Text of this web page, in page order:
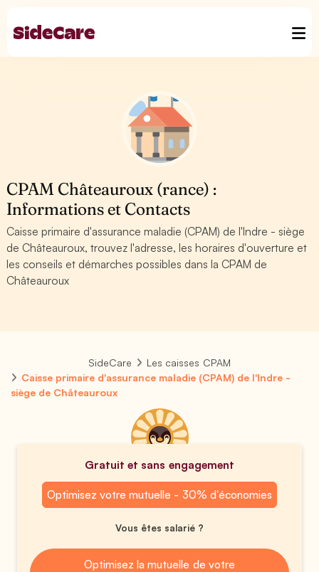
CPAM Châteauroux (rance) :
Informations et Contacts
Caisse primaire d'assurance maladie (CPAM) de l'Indre - siège
de Châteauroux, trouvez l'adresse, les horaires d'ouverture et
les conseils et démarches possibles dans la CPAM de
Châteauroux
SideCare
Les caisses CPAM
Caisse primaire d'assurance maladie (CPAM) de l'Indre -
siège de Châteauroux
Gratuit et sans engagement
Optimisez votre mutuelle - 30% d'économies
Vous êtes salarié ?
Optimisez la mutuelle de votre